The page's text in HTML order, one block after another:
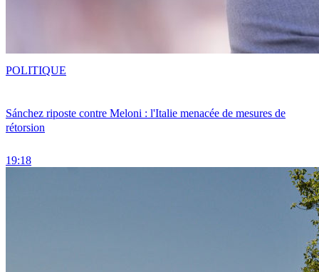
Sánchez riposte contre Meloni : l'Italie menacée de mesures de
rétorsion
19:18
POLITIQUE